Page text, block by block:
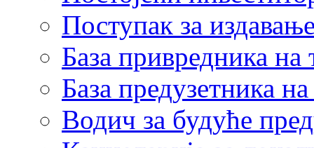
Поступак за
База привредника
База предузетника
Водич за будуће